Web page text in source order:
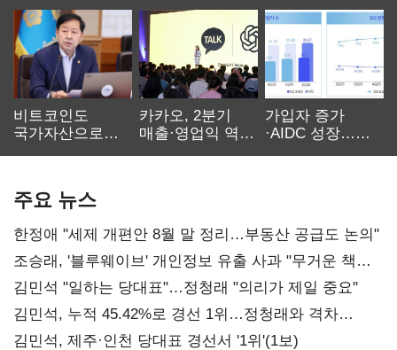
비트코인도
국가자산으로…'
카카오, 2분기
매출·영업익 역대
가입자 증가
·AIDC 성장…
주요 뉴스
한정애 "세제 개편안 8월 말 정리…부동산 공급도 논의"
조승래, '블루웨이브' 개인정보 유출 사과 "무거운 책임
통감"
김민석 "일하는 당대표"…정청래 "의리가 제일 중요"
김민석, 누적 45.42%로 경선 1위…정청래와 격차
0.86%p(2보)
김민석, 제주·인천 당대표 경선서 '1위'(1보)